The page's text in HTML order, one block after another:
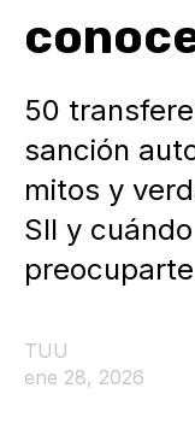
50
sanción
mitos y
SII y
TUU
ene 28, 2026